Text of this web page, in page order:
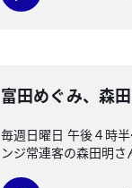
富田めぐみ、森
毎週日曜日 午後４時
ンジ常連客の森田明さ